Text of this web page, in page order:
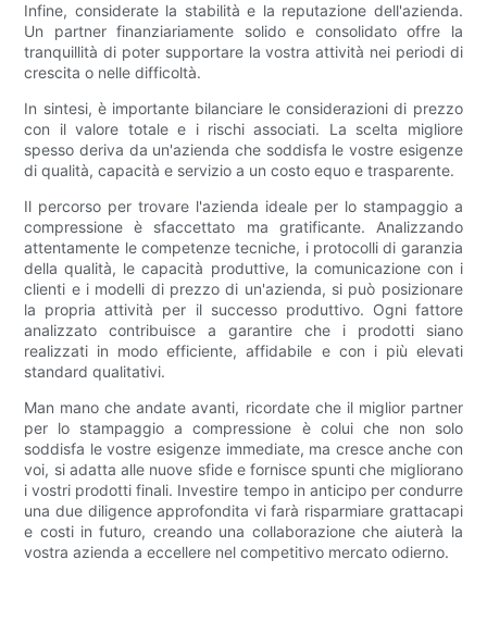
Infine, considerate la stabilità e la reputazione dell'azienda.
Un partner finanziariamente solido e consolidato offre la
tranquillità di poter supportare la vostra attività nei periodi di
crescita o nelle difficoltà.
In sintesi, è importante bilanciare le considerazioni di prezzo
con il valore totale e i rischi associati. La scelta migliore
spesso deriva da un'azienda che soddisfa le vostre esigenze
di qualità, capacità e servizio a un costo equo e trasparente.
Il percorso per trovare l'azienda ideale per lo stampaggio a
compressione è sfaccettato ma gratificante. Analizzando
attentamente le competenze tecniche, i protocolli di garanzia
della qualità, le capacità produttive, la comunicazione con i
clienti e i modelli di prezzo di un'azienda, si può posizionare
la propria attività per il successo produttivo. Ogni fattore
analizzato contribuisce a garantire che i prodotti siano
realizzati in modo efficiente, affidabile e con i più elevati
standard qualitativi.
Man mano che andate avanti, ricordate che il miglior partner
per lo stampaggio a compressione è colui che non solo
soddisfa le vostre esigenze immediate, ma cresce anche con
voi, si adatta alle nuove sfide e fornisce spunti che migliorano
i vostri prodotti finali. Investire tempo in anticipo per condurre
una due diligence approfondita vi farà risparmiare grattacapi
e costi in futuro, creando una collaborazione che aiuterà la
vostra azienda a eccellere nel competitivo mercato odierno.